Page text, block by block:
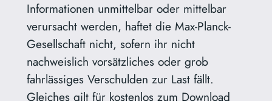
Informationen unmittelbar oder mittelbar
verursacht werden, haftet die Max-Planck-
Gesellschaft nicht, sofern ihr nicht
nachweislich vorsätzliches oder grob
fahrlässiges Verschulden zur Last fällt.
Gleiches gilt für kostenlos zum Download